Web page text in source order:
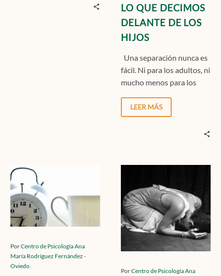
LO QUE DECIMOS
DELANTE DE LOS
HIJOS
Una separación nunca es
fácil. Ni para los adultos, ni
mucho menos para los
se…LEER MÁS
DEL
SÍNDROME
POSTVACACIONAL:
VOLVER
ES
PorCentro de Psicología Ana
María Rodríguez Fernández -
Oviedo
NUESTRA
MENTE
SE
PREPARA
PARA
EL
PorCentro de Psicología Ana